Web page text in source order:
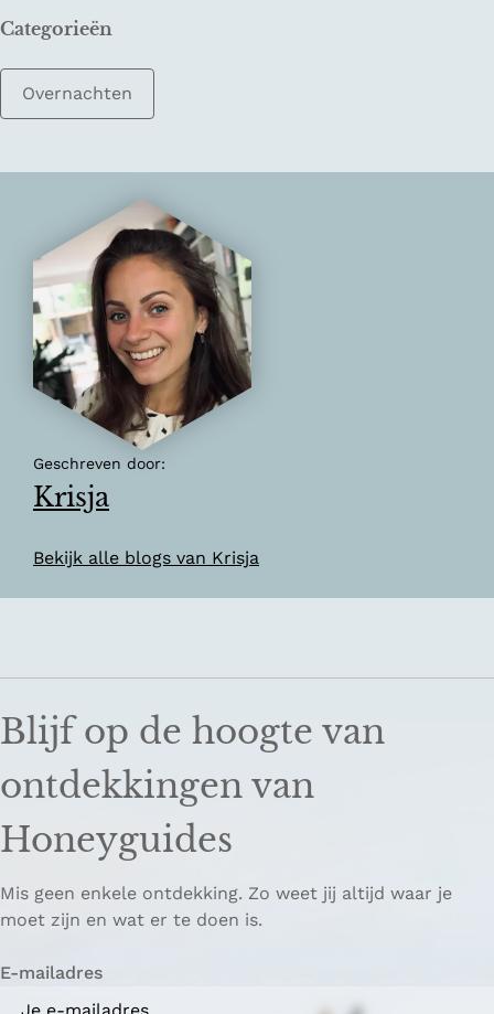
Categorieën
Overnachten
Geschreven door:
Krisja
Bekijk alle blogs van Krisja
Blijf op de hoogte van
ontdekkingen van
Honeyguides
Mis geen enkele ontdekking. Zo weet jij altijd waar je
moet zijn en wat er te doen is.
E-mailadres